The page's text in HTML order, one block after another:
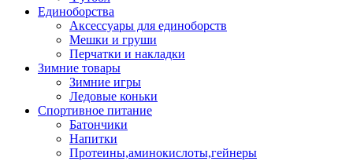
Единоборства
Аксессуары для единоборств
Мешки и груши
Перчатки и накладки
Зимние товары
Зимние игры
Ледовые коньки
Спортивное питание
Батончики
Напитки
Протеины,аминокислоты,гейнеры